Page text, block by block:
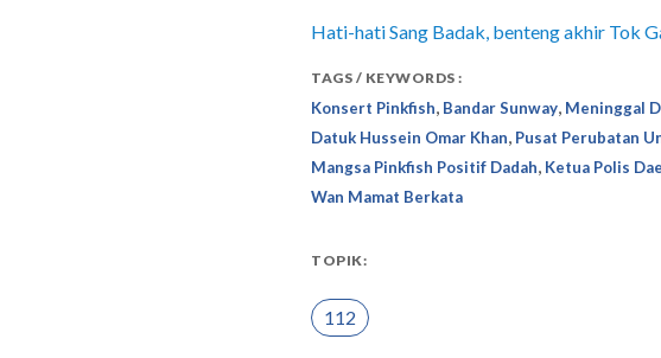
Hati-hati Sang Badak, benteng akhir Tok
TAGS / KEYWORDS :
Konsert Pinkfish Bandar Sunway Meninggal
Datuk Hussein Omar Khan Pusat Perubatan
Mangsa Pinkfish Positif Dadah Ketua Polis
Wan Mamat Berkata
TOPIK:
112